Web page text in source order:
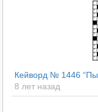
Кейворд № 1446
8 лет назад